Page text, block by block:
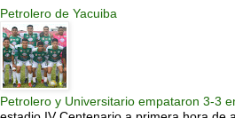
Petrolero de Yacuiba
Petrolero y Universitario empataron 3-3